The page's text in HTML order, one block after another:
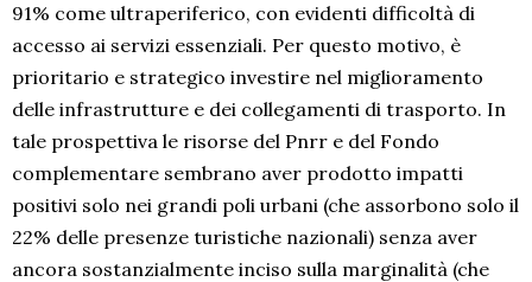
91% come ultraperiferico, con evidenti difficoltà di
accesso ai servizi essenziali. Per questo motivo, è
prioritario e strategico investire nel miglioramento
delle infrastrutture e dei collegamenti di trasporto. In
tale prospettiva le risorse del Pnrr e del Fondo
complementare sembrano aver prodotto impatti
positivi solo nei grandi poli urbani (che assorbono solo il
22% delle presenze turistiche nazionali) senza aver
ancora sostanzialmente inciso sulla marginalità (che